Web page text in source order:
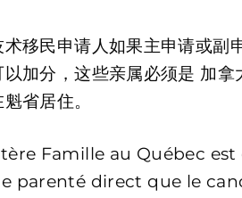
术移民申请人如果主申请或副
以加分，这些亲属必须是 加拿
省居住。
Famille au Québec
parenté direct que le